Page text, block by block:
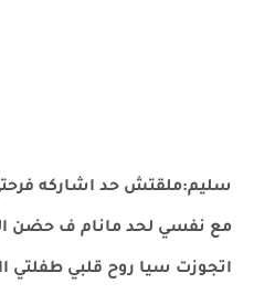
سليم:ملقتش حد اشاركه
مع نفسي لحد مانام ف حضن
اتجوزت سيا روح قلبي طفلتي